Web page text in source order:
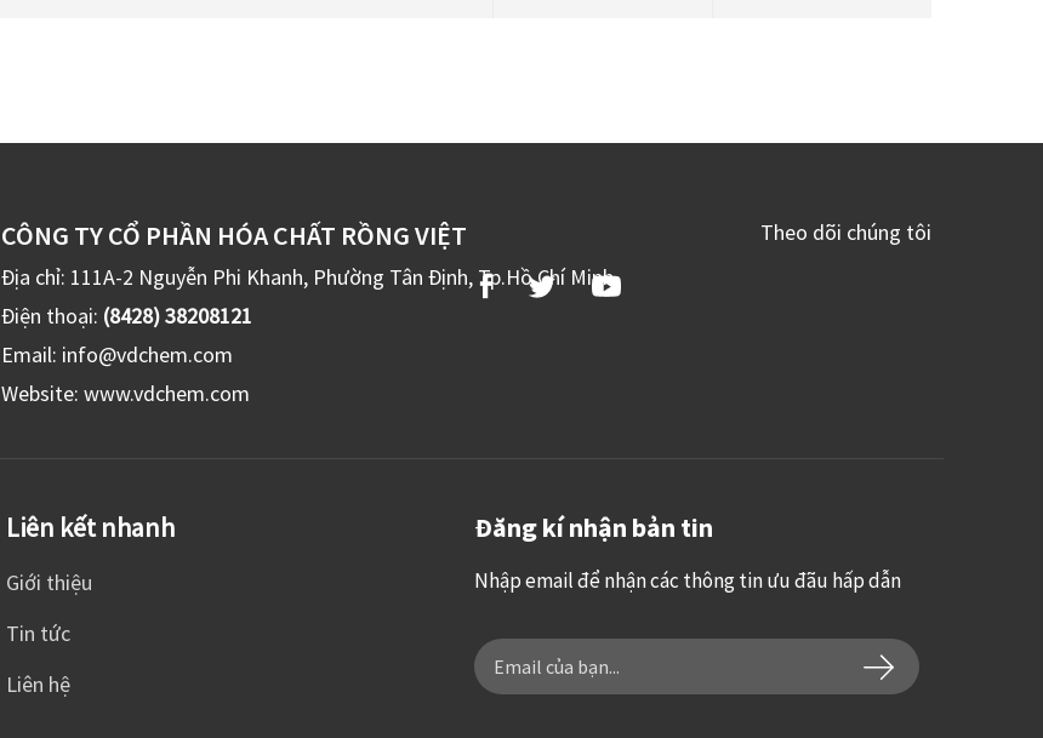
CÔNG TY CỔ PHẦN HÓA CHẤT RỒNG VIỆT
Địa chỉ: 111A-2 Nguyễn Phi Khanh, Phường Tân Định, Tp.Hồ Chí Minh
Điện thoại: (8428) 38208121
Email: info@vdchem.com
Website:www.vdchem.com
Theo dõi chúng tôi
Liên kết nhanh
Giới thiệu
Tin tức
Liên hệ
Đăng kí nhận bản tin
Nhập email để nhận các thông tin ưu đãu hấp dẫn